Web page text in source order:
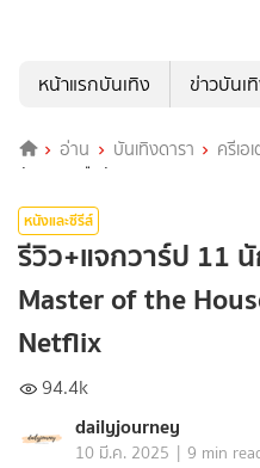
หน้าแรกบันเทิง
ข่าวบันเ
อ่าน บันเทิงดารา ครีเอ
นักแสดง สืบสันดาน Master of the
หนังและซีรีส์
รีวิว+แจกวาร์ป 11
Master of the
Netflix
94.4k
dailyjourney
10 มี.ค. 2025 | 9 min